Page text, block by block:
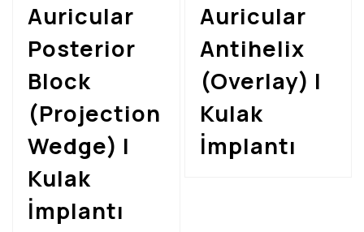
Auricular
Posterior
Block
(Projection
Wedge) |
Kulak
İmplantı
Auricular
Antihelix
(Overlay) |
Kulak
İmplantı